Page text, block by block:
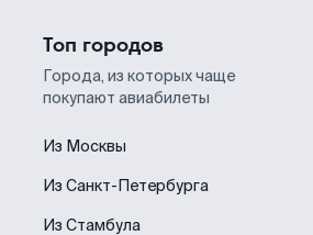
Топ городов
Города, из которых чаще
покупают авиабилеты
Из Москвы
Из Санкт-Петербурга
Из Стамбула